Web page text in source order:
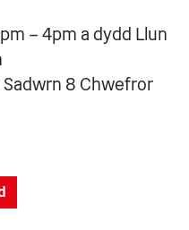
– 4pm a dydd Llun
8 Chwefror